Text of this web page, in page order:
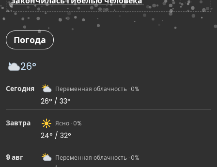
Погода
26°
Сегодня Переменная облачность · 0%
26° / 33°
Завтра Ясно · 0%
24° / 32°
9 авг Переменная облачность · 0%